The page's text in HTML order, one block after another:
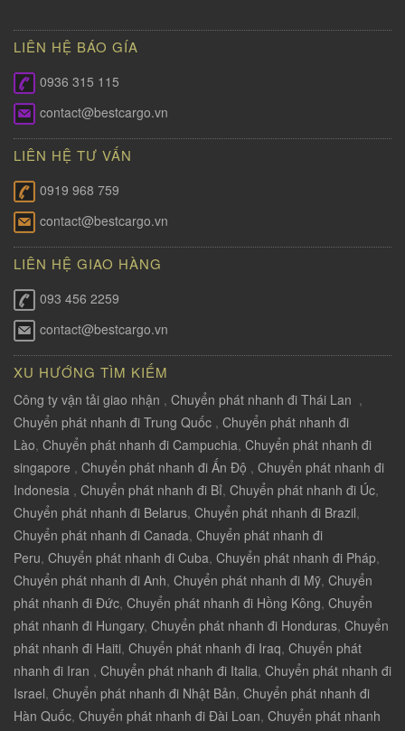
LIÊN HỆ BÁO GÍA
0936 315 115
contact@bestcargo.vn
LIÊN HỆ TƯ VẤN
0919 968 759
contact@bestcargo.vn
LIÊN HỆ GIAO HÀNG
093 456 2259
contact@bestcargo.vn
XU HƯỚNG TÌM KIẾM
Công ty vận tải giao nhận , Chuyển phát nhanh đi Thái Lan ,
Chuyển phát nhanh đi Trung Quốc , Chuyển phát nhanh đi
Lào, Chuyển phát nhanh đi Campuchia, Chuyển phát nhanh đi
singapore , Chuyển phát nhanh đi Ấn Độ , Chuyển phát nhanh đi
Indonesia , Chuyển phát nhanh đi Bỉ, Chuyển phát nhanh đi Úc,
Chuyển phát nhanh đi Belarus, Chuyển phát nhanh đi Brazil,
Chuyển phát nhanh đi Canada, Chuyển phát nhanh đi
Peru, Chuyển phát nhanh đi Cuba, Chuyển phát nhanh đi Pháp,
Chuyển phát nhanh đi Anh, Chuyển phát nhanh đi Mỹ, Chuyển
phát nhanh đi Đức, Chuyển phát nhanh đi Hồng Kông, Chuyển
phát nhanh đi Hungary, Chuyển phát nhanh đi Honduras, Chuyển
phát nhanh đi Haiti, Chuyển phát nhanh đi Iraq, Chuyển phát
nhanh đi Iran , Chuyển phát nhanh đi Italia, Chuyển phát nhanh đi
Israel, Chuyển phát nhanh đi Nhật Bản, Chuyển phát nhanh đi
Hàn Quốc, Chuyển phát nhanh đi Đài Loan, Chuyển phát nhanh